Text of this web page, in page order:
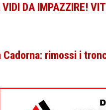
DA IMPAZZIRE!
Cadorna: rimossi i